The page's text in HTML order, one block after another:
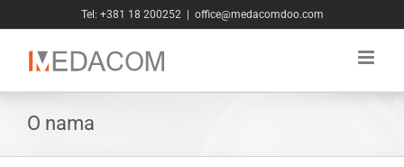
to
content
Tel: +381 18 200252 office@medacomdoo.com
O nama